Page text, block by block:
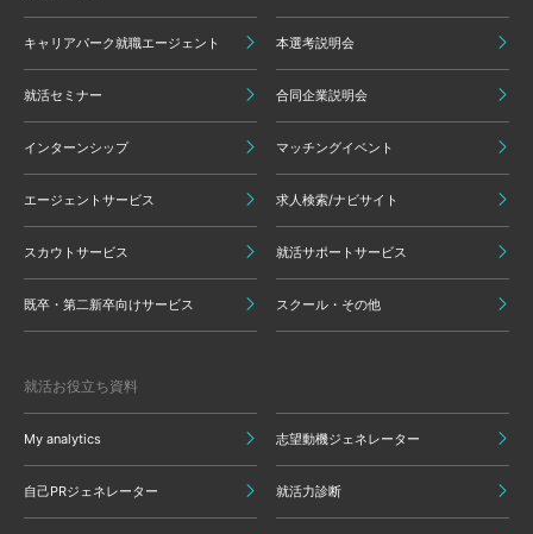
キャリアパーク就職エージェント 本選考説明会
就活セミナー 合同企業説明会
インターンシップ マッチングイベント
エージェントサービス 求人検索/ナビサイト
スカウトサービス 就活サポートサービス
既卒・第二新卒向けサービス スクール・その他
就活お役立ち資料
My analytics 志望動機ジェネレーター
自己PRジェネレーター 就活力診断